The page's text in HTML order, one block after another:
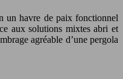
un havre de paix fonctionnel
aux solutions mixtes abri et
agréable d’une pergola